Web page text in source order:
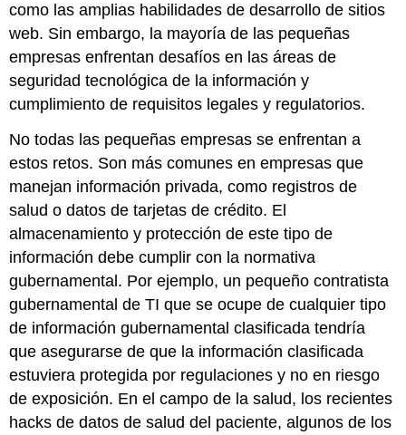
como las amplias habilidades de desarrollo de sitios
web. Sin embargo, la mayoría de las pequeñas
empresas enfrentan desafíos en las áreas de
seguridad tecnológica de la información y
cumplimiento de requisitos legales y regulatorios.
No todas las pequeñas empresas se enfrentan a
estos retos. Son más comunes en empresas que
manejan información privada, como registros de
salud o datos de tarjetas de crédito. El
almacenamiento y protección de este tipo de
información debe cumplir con la normativa
gubernamental. Por ejemplo, un pequeño contratista
gubernamental de TI que se ocupe de cualquier tipo
de información gubernamental clasificada tendría
que asegurarse de que la información clasificada
estuviera protegida por regulaciones y no en riesgo
de exposición. En el campo de la salud, los recientes
hacks de datos de salud del paciente, algunos de los